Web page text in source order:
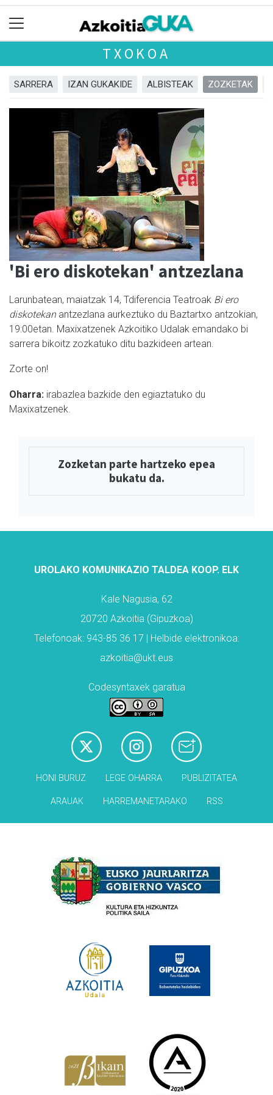
TXOKOA
SARRERA IZAN GUKAKIDE ALBISTEAK ZOZKETAK
'Bi ero diskotekan' antzezlana
Larunbatean, maiatzak 14, Tdiferencia Teatroak Bi ero
diskotekanantzezlana aurkeztuko du Baztartxo antzokian,
19:00etan. Maxixatzenek Azkoitiko Udalak emandako bi
sarrera bikoitz zozkatuko ditu bazkideen artean.
Zorte on!
Oharra: irabazlea bazkide den egiaztatuko du
Maxixatzenek.
Zozketan parte hartzeko epea
bukatu da.
UROLAKO KOMUNIKAZIO TALDEA KOOP. ELK
Kale Nagusia, 62
20720 Azkoitia (Gipuzkoa)
Telefonoak: 943-85 36 17 | Helbide elektronikoa:
azkoitia@ukt.eus
Codesyntaxek garatua
HONI BURUZ LEGE OHARRA PUBLIZITATEA
ARAUAK HARREMANETARAKO RSS